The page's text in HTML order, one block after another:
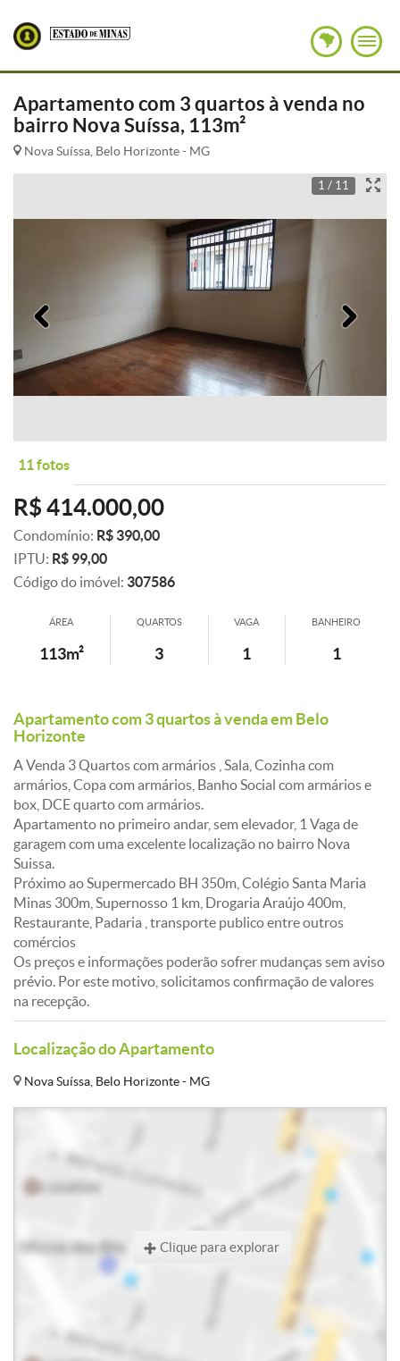
Apartamento com 3 quartos à venda no
bairro Nova Suíssa, 113m²
Nova Suíssa, Belo Horizonte - MG
1 / 11
11 fotos
R$ 414.000,00
Condomínio: R$ 390,00
IPTU: R$ 99,00
Código do imóvel: 307586
ÁREA
113m²
QUARTOS
3
VAGA
1
BANHEIRO
1
Apartamento com 3 quartos à venda em Belo
Horizonte
A Venda 3 Quartos com armários , Sala, Cozinha com
armários, Copa com armários, Banho Social com armários e
box, DCE quarto com armários.
Apartamento no primeiro andar, sem elevador, 1 Vaga de
garagem com uma excelente localização no bairro Nova
Suissa.
Próximo ao Supermercado BH 350m, Colégio Santa Maria
Minas 300m, Supernosso 1 km, Drogaria Araújo 400m,
Restaurante, Padaria , transporte publico entre outros
comércios
Os preços e informações poderão sofrer mudanças sem aviso
prévio. Por este motivo, solicitamos confirmação de valores
na recepção.
Localização do Apartamento
Nova Suíssa, Belo Horizonte - MG
Clique para explorar